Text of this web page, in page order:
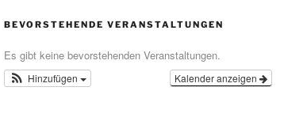
BEVORSTEHENDE VERANSTALTUNGEN
Es gibt keine bevorstehenden Veranstaltungen.
Kalender anzeigen
Hinzufügen